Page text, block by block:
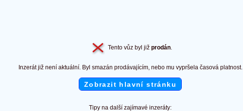
Tento vůz byl již prodán.
Inzerát již není aktuální. Byl smazán prodávajícím, nebo mu vypršela časová platnost.
Zobrazit hlavní stránku
Tipy na další zajímavé inzeráty: